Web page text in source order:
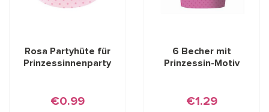
Rosa Partyhüte für
Prinzessinnenparty
€0.99
6 Becher mit
Prinzessin-Motiv
€1.29